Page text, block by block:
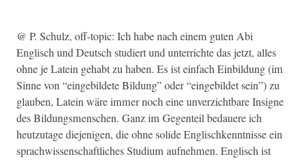
@ P. Schulz, off-top­ic: Ich habe nach einem guten Abi
Englisch und Deutsch studiert und unter­richte das jet­zt, alles
ohne je Latein gehabt zu haben. Es ist ein­fach Ein­bil­dung (im
Sinne von “einge­bildete Bil­dung” oder “einge­bildet sein”) zu
glauben, Latein wäre immer noch eine unverzicht­bare Insigne
des Bil­dungs­men­schen. Ganz im Gegen­teil bedauere ich
heutzu­tage diejeni­gen, die ohne solide Englis­chken­nt­nisse ein
sprach­wis­senschaftlich­es Studi­um aufnehmen. Englisch ist